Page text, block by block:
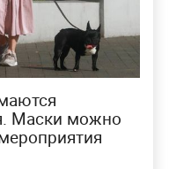
Маски можно